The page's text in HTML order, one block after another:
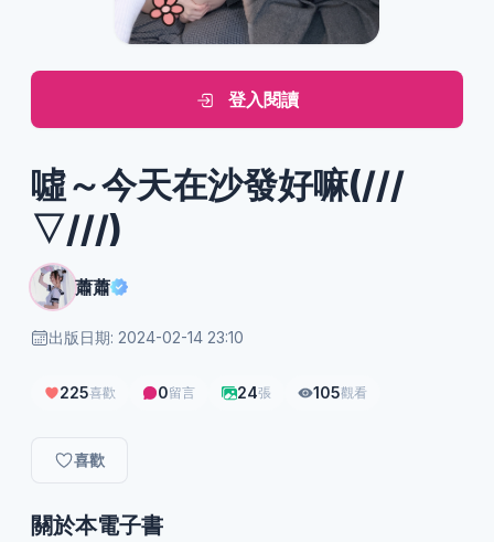
登入閱讀
噓～今天在沙發好嘛(///
▽///)
蕭蕭
出版日期: 2024-02-14 23:10
225喜歡 0留言 24張 105觀看
喜歡
關於本電子書